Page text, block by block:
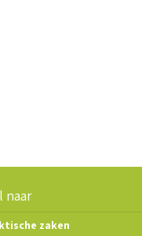
naar
zaken